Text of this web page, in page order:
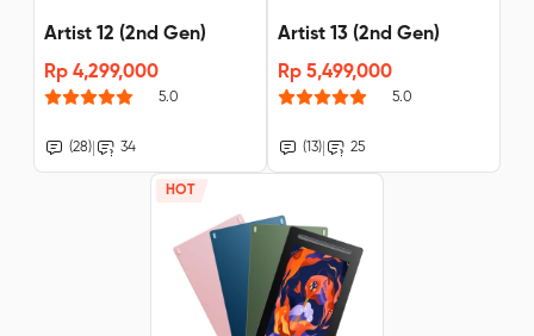
Artist 12 (2nd Gen)
Rp 4,299,000
5.0
(28) 34
Artist 13 (2nd Gen)
Rp 5,499,000
5.0
(13)| 25
HOT